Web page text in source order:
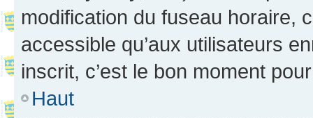
modification du fuseau horaire,
accessible qu’aux utilisateurs
inscrit, c’est le bon moment
Haut